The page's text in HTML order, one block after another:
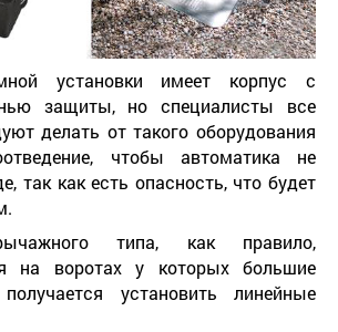
установки имеет корпус с
защиты, но специалисты все
делать от такого оборудования
чтобы автоматика не
так как есть опасность, что будет
типа, как правило,
на воротах у которых большие
установить линейные